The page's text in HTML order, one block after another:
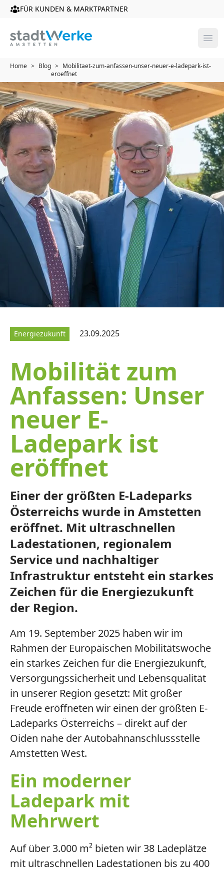
FÜR KUNDEN & MARKTPARTNER
Home > Blog > Mobilitaet-zum-anfassen-unser-neuer-e-ladepark-ist-
eroeffnet
Energiezukunft 23.09.2025
Mobilität zum
Anfassen: Unser
neuer E-
Ladepark ist
eröffnet
Einer der größten E-Ladeparks
Österreichs wurde in Amstetten
eröffnet. Mit ultraschnellen
Ladestationen, regionalem
Service und nachhaltiger
Infrastruktur entsteht ein starkes
Zeichen für die Energiezukunft
der Region.
Am 19. September 2025 haben wir im
Rahmen der Europäischen Mobilitätswoche
ein starkes Zeichen für die Energiezukunft,
Versorgungssicherheit und Lebensqualität
in unserer Region gesetzt: Mit großer
Freude eröffneten wir einen der größten E-
Ladeparks Österreichs – direkt auf der
Oiden nahe der Autobahnanschlussstelle
Amstetten West.
Ein moderner
Ladepark mit
Mehrwert
Auf über 3.000 m² bieten wir 38 Ladeplätze
mit ultraschnellen Ladestationen bis zu 400